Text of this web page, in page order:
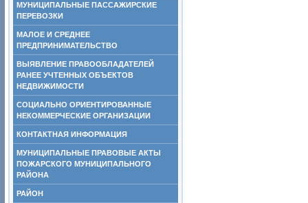
МУНИЦИПАЛЬНЫЕ ПАССАЖИРСКИЕ
ПЕРЕВОЗКИ
МАЛОЕ И СРЕДНЕЕ
ПРЕДПРИНИМАТЕЛЬСТВО
ВЫЯВЛЕНИЕ ПРАВООБЛАДАТЕЛЕЙ
РАНЕЕ УЧТЕННЫХ ОБЪЕКТОВ
НЕДВИЖИМОСТИ
СОЦИАЛЬНО ОРИЕНТИРОВАННЫЕ
НЕКОММЕРЧЕСКИЕ ОРГАНИЗАЦИИ
КОНТАКТНАЯ ИНФОРМАЦИЯ
МУНИЦИПАЛЬНЫЕ ПРАВОВЫЕ АКТЫ
ПОЖАРСКОГО МУНИЦИПАЛЬНОГО
РАЙОНА
РАЙОН